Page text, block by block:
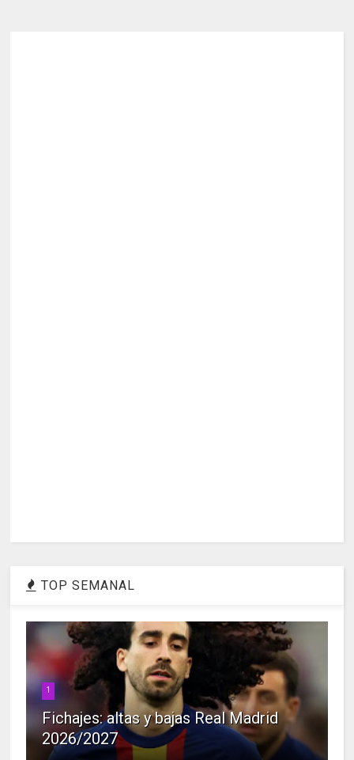
TOP SEMANAL
1
Fichajes: altas y bajas Real Madrid
2026/2027